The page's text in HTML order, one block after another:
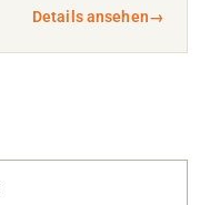
Details ansehen→